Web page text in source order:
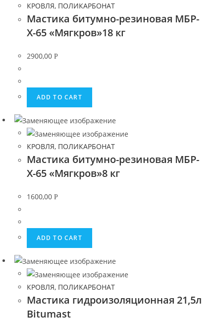
КРОВЛЯ, ПОЛИКАРБОНАТ
Мастика битумно-резиновая МБР-
Х-65 «Мягкров»18 кг
2900,00 Р
ADD TO CART
КРОВЛЯ, ПОЛИКАРБОНАТ
Мастика битумно-резиновая МБР-
Х-65 «Мягкров»8 кг
1600,00 Р
ADD TO CART
КРОВЛЯ, ПОЛИКАРБОНАТ
Мастика гидроизоляционная 21,5л
Bitumast